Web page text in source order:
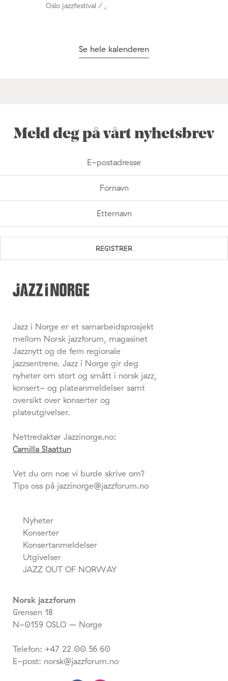
Oslo jazzfestival / ,
Se hele kalenderen
Meld deg på vårt nyhetsbrev
Jazz i Norge er et samarbeidsprosjekt
mellom Norsk jazzforum, magasinet
Jazznytt og de fem regionale
jazzsentrene. Jazz i Norge gir deg
nyheter om stort og smått i norsk jazz,
konsert- og plateanmeldelser samt
oversikt over konserter og
plateutgivelser.
Nettredaktør Jazzinorge.no:
Camilla Slaattun
Vet du om noe vi burde skrive om?
Tips oss på jazzinorge@jazzforum.no
Nyheter
Konserter
Konsertanmeldelser
Utgivelser
JAZZ OUT OF NORWAY
Norsk jazzforum
Grensen 18
N-0159 OSLO – Norge
Telefon: +47 22 00 56 60
E-post: norsk@jazzforum.no